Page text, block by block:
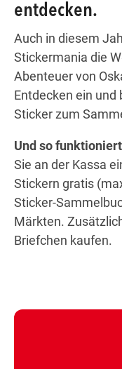
entdecken.
Auch in diesem
Stickermania die
Abenteuer von
Entdecken ein und
Sticker zum
Und so
Sie an der Kassa
Stickern gratis
Sticker-
Märkten.
Briefchen kaufen.
statt statt statt
findenTag finden
statt statt statt
findenTag finden